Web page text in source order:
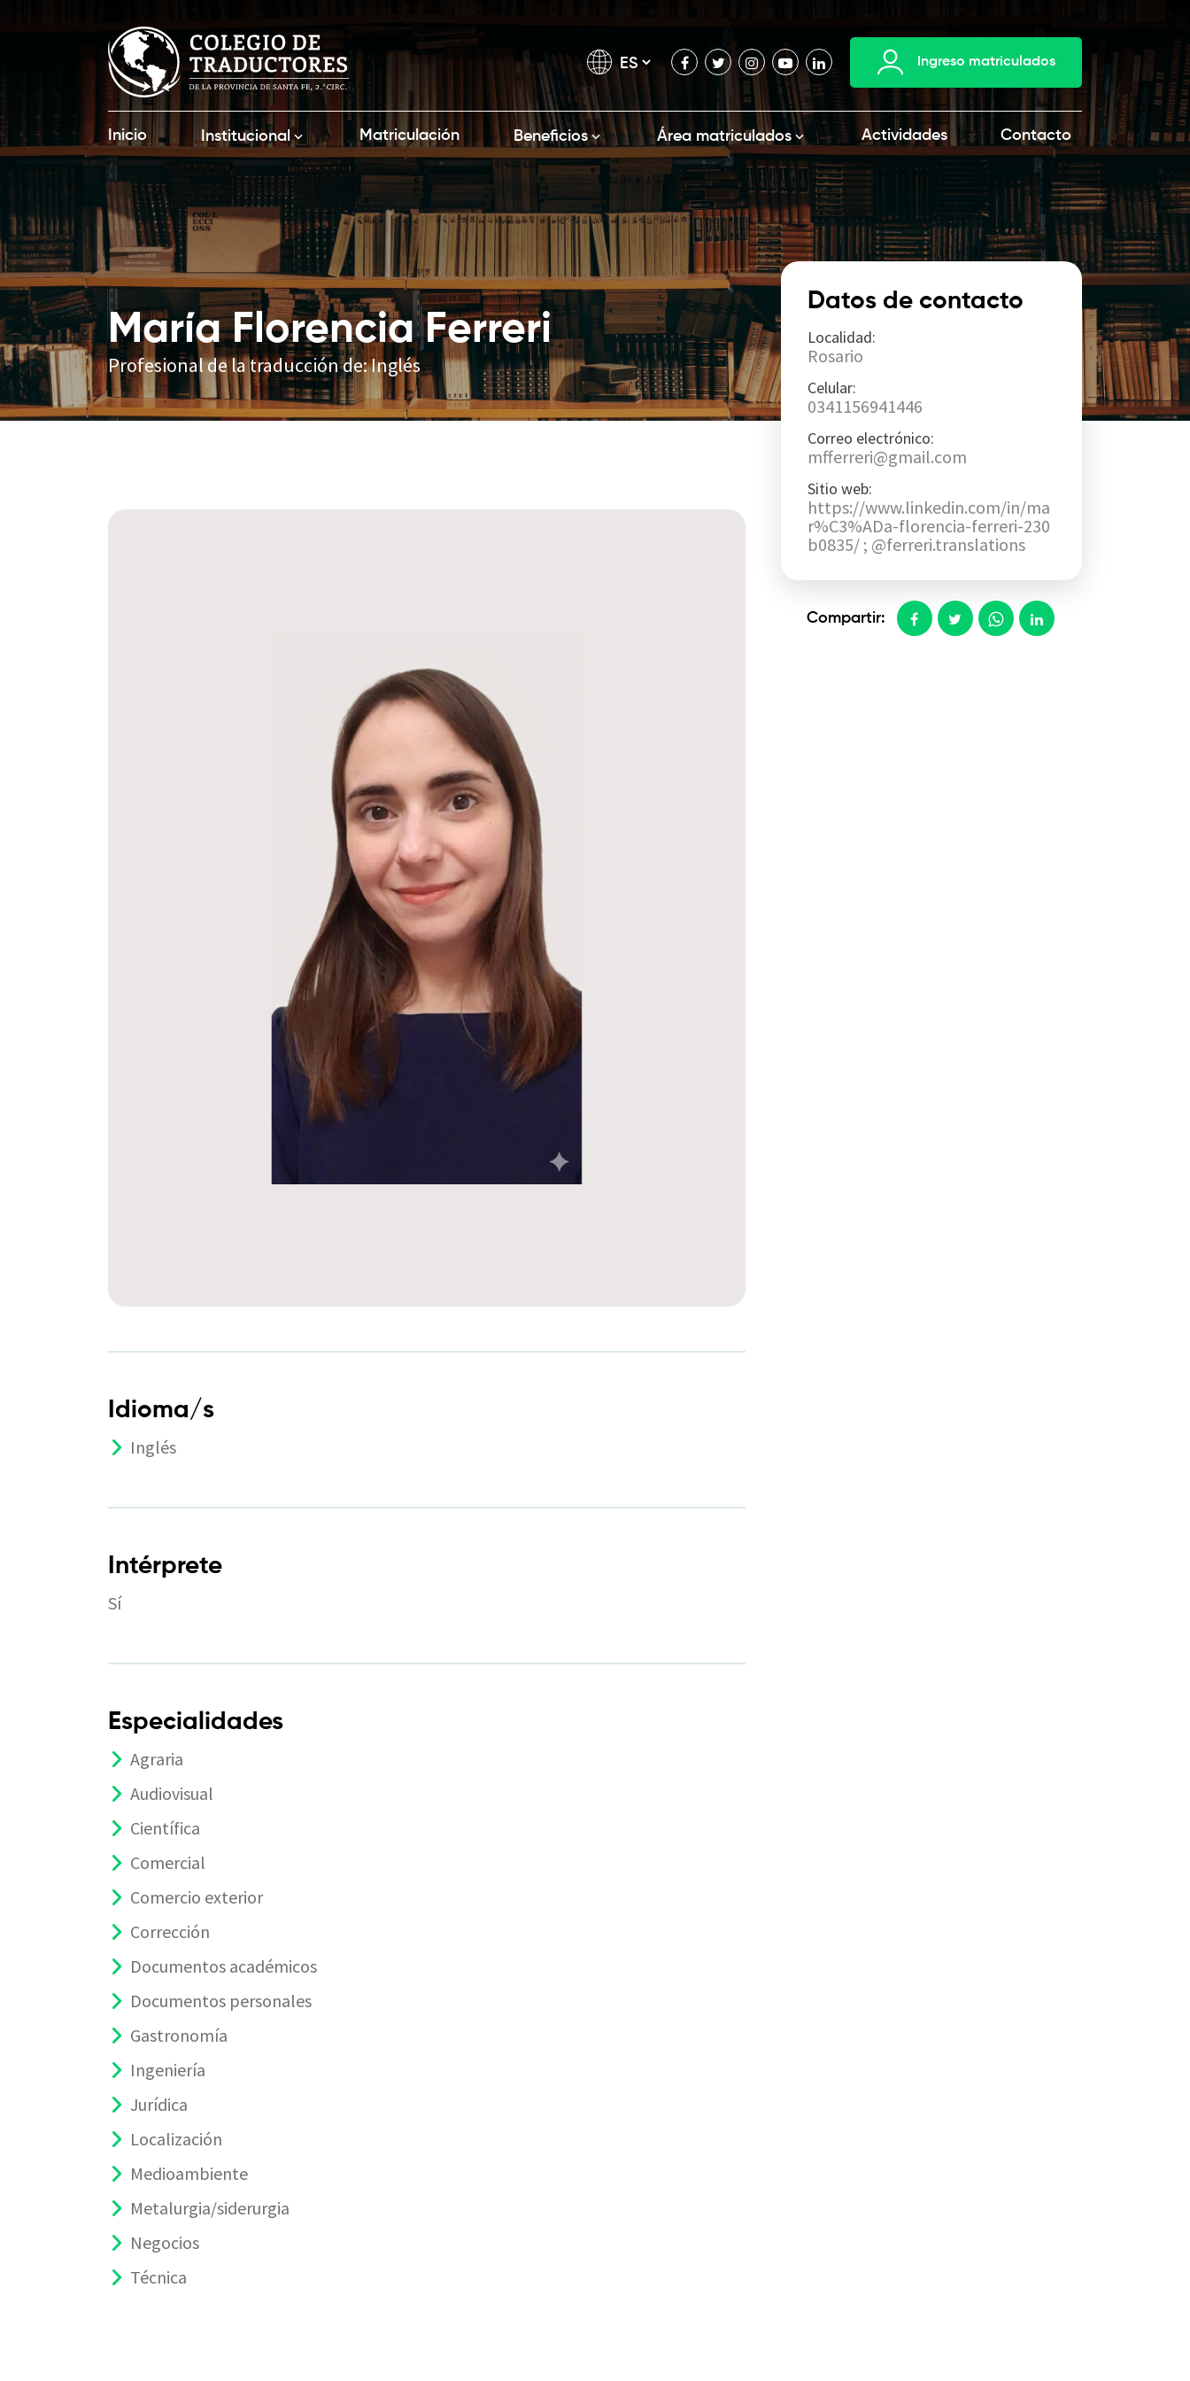
Ingreso matriculados
Inicio Institucional Matriculación Beneficios Área matriculados Actividades Contacto
María Florencia Ferreri
Profesional de la traducción de: Inglés
Idioma/s
Inglés
Intérprete
Sí
Especialidades
Agraria
Audiovisual
Científica
Comercial
Comercio exterior
Corrección
Documentos académicos
Documentos personales
Gastronomía
Ingeniería
Jurídica
Localización
Medioambiente
Metalurgia/siderurgia
Negocios
Técnica
Datos de contacto
Localidad:
Rosario
Celular:
0341156941446
Correo electrónico:
mfferreri@gmail.com
Sitio web:
https://www.linkedin.com/in/ma
r%C3%ADa-florencia-ferreri-230
b0835/ ; @ferreri.translations
Compartir: